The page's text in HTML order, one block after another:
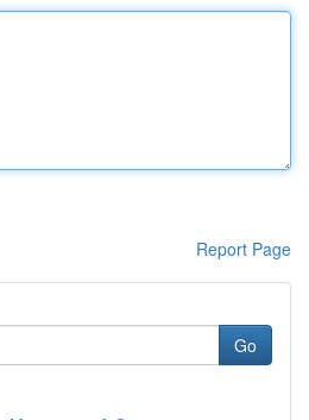
Report Page
Go